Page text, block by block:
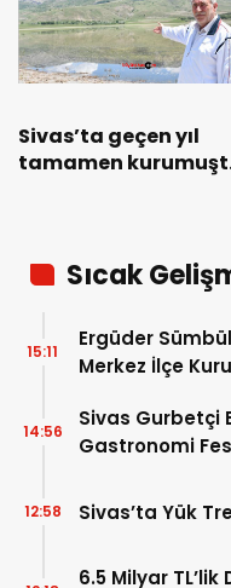
Sivas’ta geçen yıl
tamamen
Sıcak
Ergüder
Merkez İlçe
15:11
Sivas Gurbetçi
Gastronomi
14:56
Sivas’ta Yük
12:58
6.5 Milyar TL’lik